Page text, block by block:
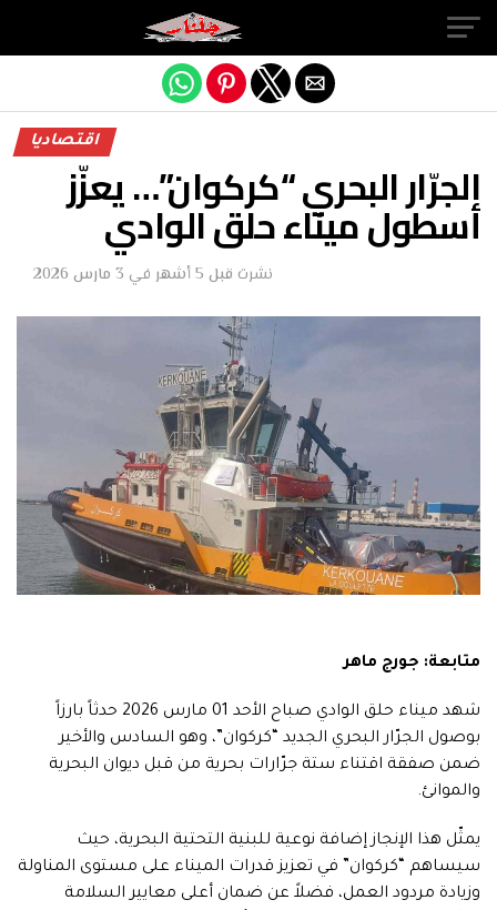
اقتصاديا
الجرّار البحري “كركوان”… يعزّز
أسطول ميناء حلق الوادي
نشرت قبل 5 أشهر في 3 مارس 2026
متابعة: جورج ماهر
شهد ميناء حلق الوادي صباح الأحد 01 مارس 2026 حدثاً بارزاً
بوصول الجرّار البحري الجديد “كركوان”، وهو السادس والأخير
ضمن صفقة اقتناء ستة جرّارات بحرية من قبل ديوان البحرية
والموانئ.
يمثّل هذا الإنجاز إضافة نوعية للبنية التحتية البحرية، حيث
سيساهم “كركوان” في تعزيز قدرات الميناء على مستوى المناولة
وزيادة مردود العمل، فضلاً عن ضمان أعلى معايير السلامة
Exit mobile version